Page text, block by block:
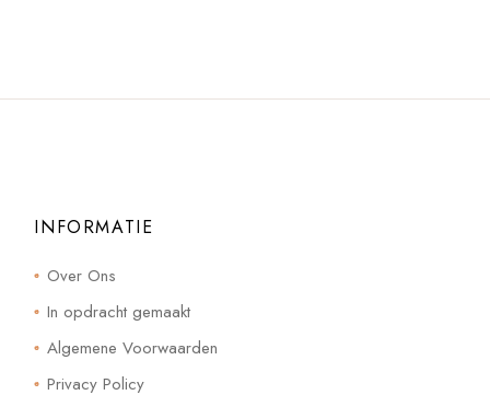
INFORMATIE
Over Ons
In opdracht gemaakt
Algemene Voorwaarden
Privacy Policy